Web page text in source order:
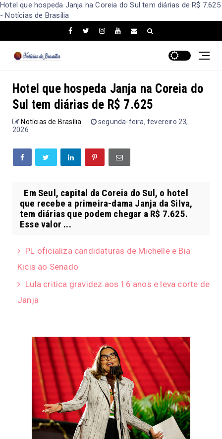
Hotel que hospeda Janja na Coreia do Sul tem diárias de R$ 7.625
- Notícias de Brasília
Hotel que hospeda Janja na Coreia do
Sul tem diárias de R$ 7.625
Notícias de Brasília
segunda-feira, fevereiro 23,
2026
Em Seul, capital da Coreia do Sul, o hotel
que recebe a primeira-dama Janja da Silva,
tem diárias que podem chegar a R$ 7.625.
Esse valor ...
PL oficializa candidaturas de Michelle e Bia
Kicis ao Senado
Lula critica gravidez aos 16 anos e leva corte de
Janja